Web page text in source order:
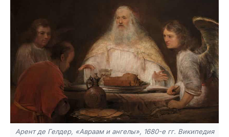
Арент де Гелдер, «Авраам и ангелы», 1680-е гг. Википедия